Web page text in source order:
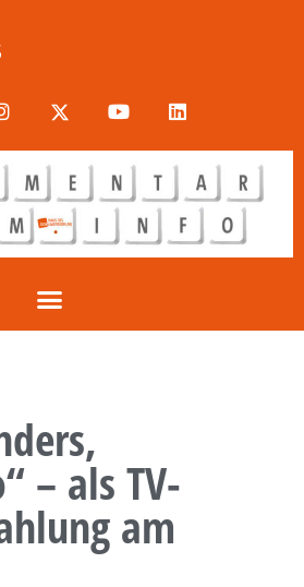
– als TV-
am